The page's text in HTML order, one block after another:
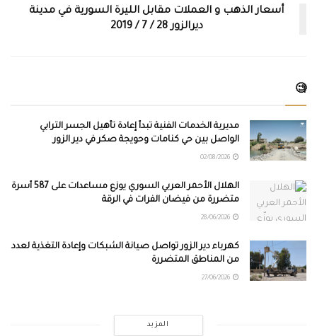
أسعار الذهب و العملات مقابل الليرة السورية في مدينة
ديرالزور 28 / 7 / 2019
🧐
مديرية الخدمات الفنية تبدأ إعادة تأهيل الجسر الترابي
الواصل بين حي كنامات وحويجة صكر في دير الزور
الهلال الأحمر العربي السوري يوزّع مساعدات على 587 أسرة
متضررة من فيضان الفرات في الرقة
كهرباء دير الزور تواصل صيانة الشبكات وإعادة التغذية لعدد
من المناطق المتضررة
المزيد